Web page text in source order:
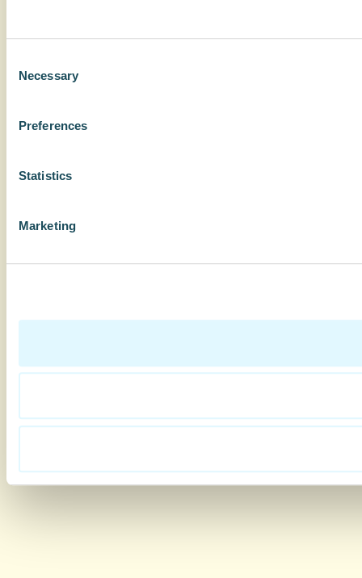
Selection
Necessary
Preferences
Statistics
Marketing